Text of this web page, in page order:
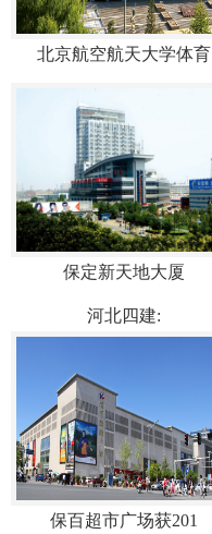
北京航空航天大学体育
保定新天地大厦
河北四建:
保百超市广场获201